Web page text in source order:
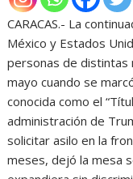
CARACAS.- La
México y Estados
personas de distintas
mayo cuando se
conocida como el
administración de
solicitar asilo en la
meses, dejó la mesa